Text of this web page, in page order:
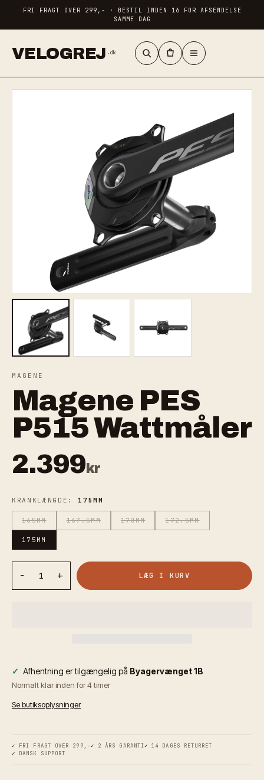
FRI FRAGT OVER 299,- · BESTIL INDEN 16 FOR AFSENDELSE
SAMME DAG
VELOGREJ .dk
MAGENE
Magene PES
P515 Wattmåler
2.399 kr
KRANKLÆNGDE: 175MM
165MM 167.5MM 170MM 172.5MM
175MM
− + LÆG I KURV
✓ Afhentning er tilgængelig på Byagervænget 1B
Normalt klar inden for 4 timer
Se butiksoplysninger
✓ FRI FRAGT OVER 299,-✓ 2 ÅRS GARANTI✓ 14 DAGES RETURRET
✓ DANSK SUPPORT